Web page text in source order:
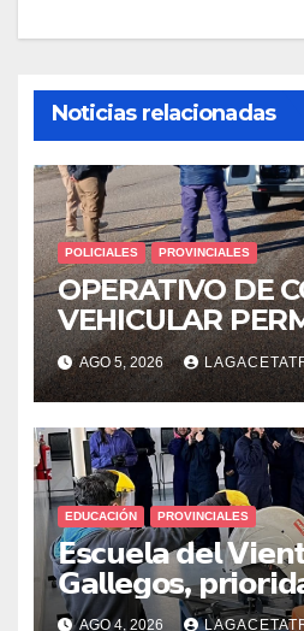
Noticias relacionadas
POLICIALES PROVINCIALES
OPERATIVO DE
VEHICULAR
LOCALIZAR A
CON PEDIDO DE
AGO 5, 2026
EDUCACIÓN PROVINCIALES
𝗘𝘀𝗰𝘂𝗲𝗹𝗮 𝗱𝗲𝗹
𝗚𝗮𝗹𝗹𝗲𝗴𝗼𝘀,
𝘀𝗲𝗴𝘂𝗿𝗶𝗱𝗮𝗱: 𝗖𝗹𝗮𝘃𝗲
AGO 4, 2026